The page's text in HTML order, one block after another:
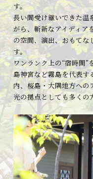
す。
長い間受け継いできた温
がら、斬新なアイディア
の空間、演出、おもてな
す。
ワンランク上の“宿時間”
島神宮など霧島を代表す
内、桜島・大隅地方への
光の拠点としても多くの